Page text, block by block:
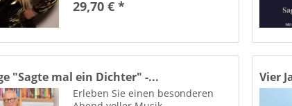
Mark Magdeburg
Kleers Quedlinburg
Loburg
Festzelt auf dem Markt Weißenfels Weissenfels
am Elbufer Dresden
Magdeburg
29,70 € *
"Sagte mal ein Dichter" -...
Erleben Sie einen besonderen
Vier